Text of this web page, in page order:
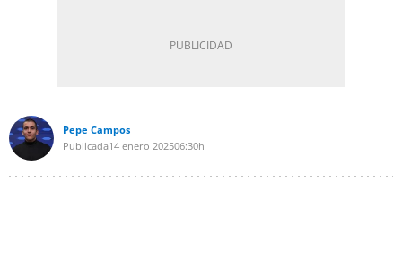
Pepe Campos
Publicada14 enero 202506:30h